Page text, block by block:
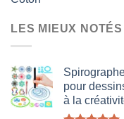
initial
était :
LES MIEUX NOTÉS
pour
à la